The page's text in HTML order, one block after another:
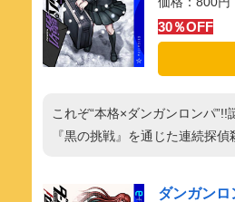
30％OFF
これぞ“本格×ダンガンロンパ
『黒の挑戦』を通じた連続探
ダンガンロ